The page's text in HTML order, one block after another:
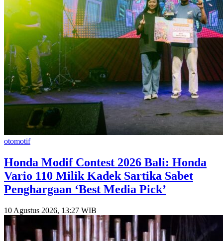
otomotif
Honda Modif Contest 2026 Bali: Honda
Vario 110 Milik Kadek Sartika Sabet
Penghargaan ‘Best Media Pick’
10 Agustus 2026, 13:27 WIB